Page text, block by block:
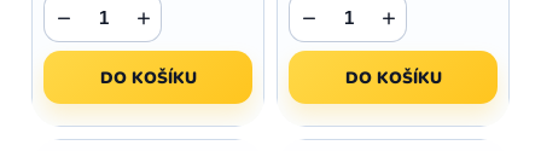
+
−
DO KOŠÍKU
+
−
DO KOŠÍKU